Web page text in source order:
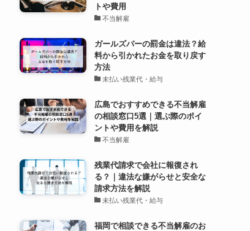
トや費用
不当解雇
ガールズバーの罰金は違法？給
料から引かれたお金を取り戻す
方法
未払い残業代・給与
広島でおすすめできる不当解雇
の相談窓口5選｜選ぶ際のポイ
ントや費用を解説
不当解雇
残業代請求で会社に報復され
る？｜違法な嫌がらせと安全な
請求方法を解説
未払い残業代・給与
福岡で相談できる不当解雇のお